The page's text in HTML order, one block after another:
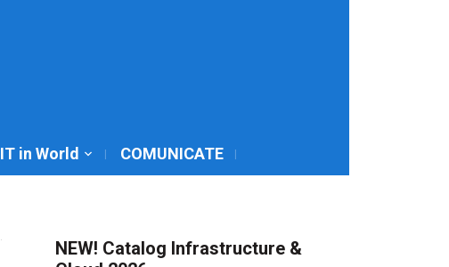
IT in World COMUNICATE
NEW! Catalog Infrastructure &